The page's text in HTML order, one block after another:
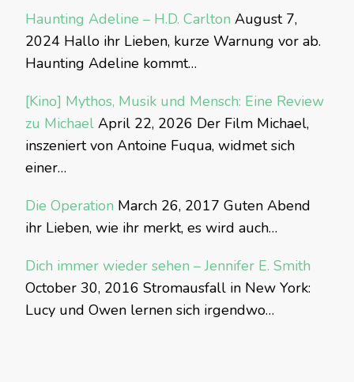
Haunting Adeline – H.D. Carlton August 7,
2024 Hallo ihr Lieben, kurze Warnung vor ab.
Haunting Adeline kommt…
[Kino] Mythos, Musik und Mensch: Eine Review
zu Michael April 22, 2026 Der Film Michael,
inszeniert von Antoine Fuqua, widmet sich
einer…
Die Operation March 26, 2017 Guten Abend
ihr Lieben, wie ihr merkt, es wird auch…
Dich immer wieder sehen – Jennifer E. Smith
October 30, 2016 Stromausfall in New York:
Lucy und Owen lernen sich irgendwo…